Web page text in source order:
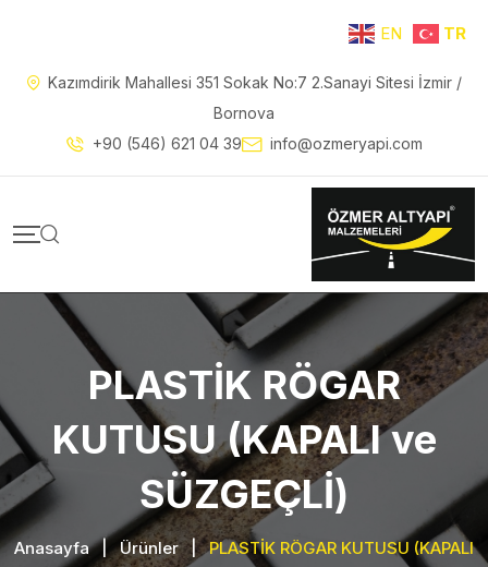
Kazımdirik Mahallesi 351 Sokak No:7 2.Sanayi Sitesi İzmir /
Bornova
+90 (546) 621 04 39
info@ozmeryapi.com
PLASTİK RÖGAR
KUTUSU (KAPALI ve
SÜZGEÇLİ)
Anasayfa | Ürünler | PLASTİK RÖGAR KUTUSU (KAPALI
EN TR